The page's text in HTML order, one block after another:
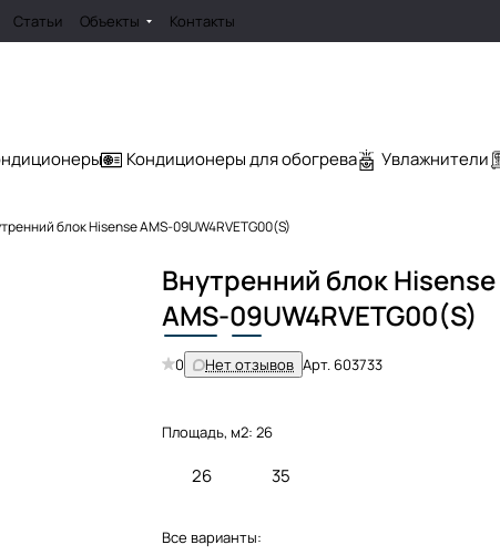
Статьи Объекты Контакты
Кондиционеры для обогрева Увлажнители
блок Hisense AMS-09UW4RVETG00(S)
Внутренний блок Hisense
AMS-09UW4RVETG00(S)
0 Нет отзывов Арт.603733
Площадь, м2:26
26 35
Все варианты: